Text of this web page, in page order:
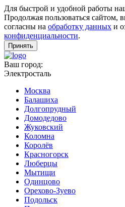
Для быстрой и удобной работы
Продолжая пользоваться сайтом,
согласны на обработку данных и
конфиденциальности.
Принять
Ваш город:
Электросталь
Москва
Балашиха
Долгопрудный
Домодедово
Жуковский
Коломна
Королёв
Красногорск
Люберцы
Мытищи
Одинцово
Орехово-Зуево
Подольск